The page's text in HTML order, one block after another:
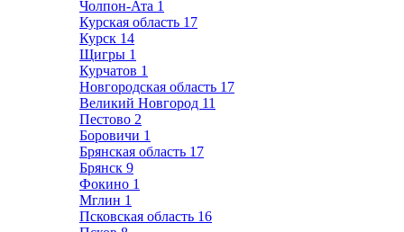
Чолпон-Ата 1
Курская область 17
Курск 14
Щигры 1
Курчатов 1
Новгородская область 17
Великий Новгород 11
Пестово 2
Боровичи 1
Брянская область 17
Брянск 9
Фокино 1
Мглин 1
Псковская область 16